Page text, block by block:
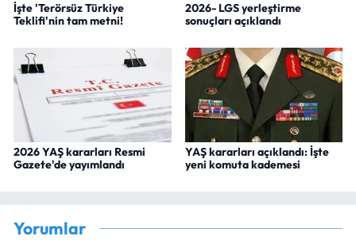
İşte 'Terörsüz Türkiye
Teklifi'nin tam metni!
2026- LGS yerleştirme
sonuçları açıklandı
2026 YAŞ kararları Resmi
Gazete'de yayımlandı
YAŞ kararları açıklandı: İşte
yeni komuta kademesi
Yorumlar